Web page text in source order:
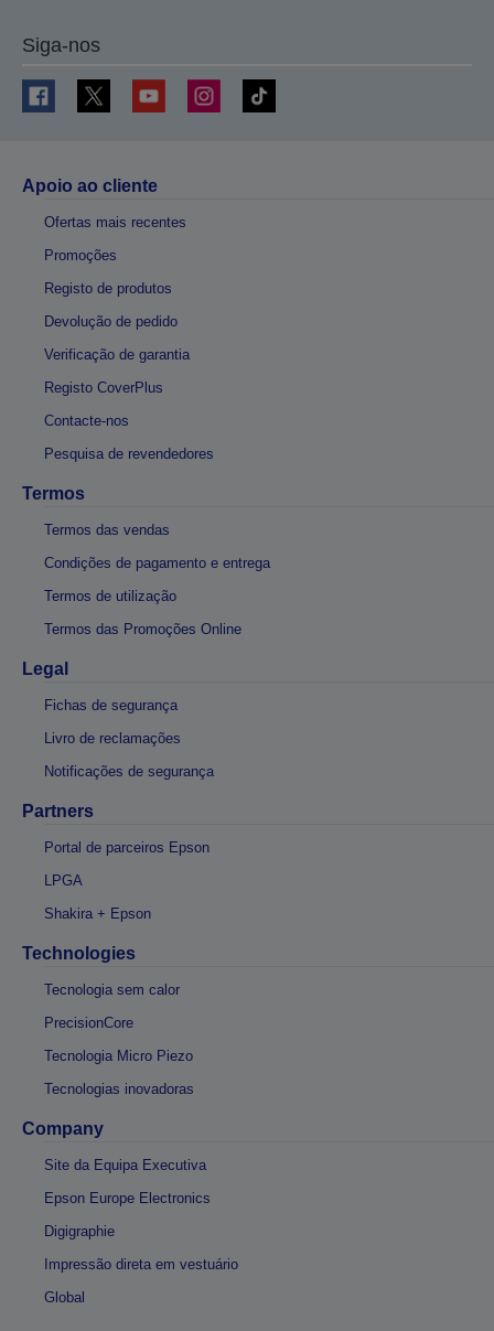
Siga-nos
Apoio ao cliente
Ofertas mais recentes
Promoções
Registo de produtos
Devolução de pedido
Verificação de garantia
Registo CoverPlus
Contacte-nos
Pesquisa de revendedores
Termos
Termos das vendas
Condições de pagamento e entrega
Termos de utilização
Termos das Promoções Online
Legal
Fichas de segurança
Livro de reclamações
Notificações de segurança
Partners
Portal de parceiros Epson
LPGA
Shakira + Epson
Technologies
Tecnologia sem calor
PrecisionCore
Tecnologia Micro Piezo
Tecnologias inovadoras
Company
Site da Equipa Executiva
Epson Europe Electronics
Digigraphie
Impressão direta em vestuário
Global